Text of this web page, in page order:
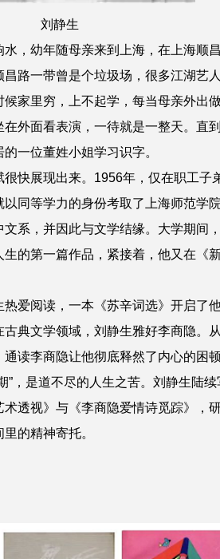
刘静生
水，幼年随母亲来到上海，在上海顺
路一带曾是个垃圾场，很多江湖艺
候家里穷，上不起学，每当母亲外出
在外面看表演，一待就是一整天。直
一位董姓小姐学习识字。
很快展现出来。1956年，仅在职工子
同等学力的身份考取了上海师范学
文系，并因此与文学结缘。大学期间
的第一篇作品，紧接着，他又在《
热爱阅读，一本《苏辛词选》开启了
古典文学领域，刘静生雅好李商隐。
读李商隐让他彻底释然了内心的困
”，是道不尽的人生之苦。刘静生陆续
透视》与《李商隐爱情诗觅踪》，
的精神寄托。